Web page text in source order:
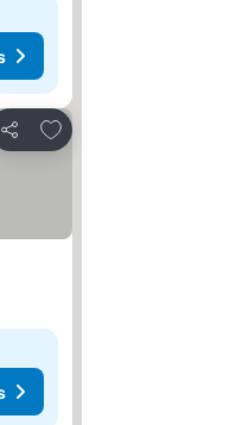
Partilhar
Adicionar aos